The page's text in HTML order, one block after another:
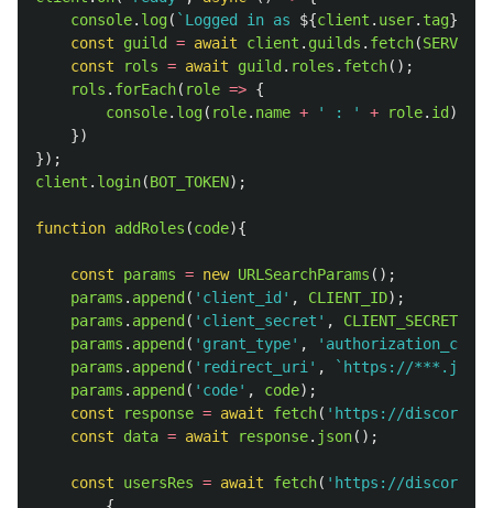
console. log( `Logged in as ${client . user. tag}
const
guild = await client . guilds . fetch(
const
rols = await guild . roles . fetch();
rols . forEach( role => {
console. log( role. name + ' : ' + role. id );
})
});
client . login(BOT_TOKEN);
function addRoles (code){
const params = new URLSearchParams ();
params . append ( ' client_id ' , CLIENT_ID);
params . append ( ' client_secret ' , CLIENT_SECRET
params . append ( ' grant_type' , ' authorization_code
params . append ( ' redirect_uri ' ,
`https://***.jp/
params . append ( ' code' , code);
const
response = await fetch( ' https://
const
data = await response. json();
const usersRes = await fetch( ' https://